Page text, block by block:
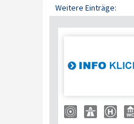
Weitere Einträge: